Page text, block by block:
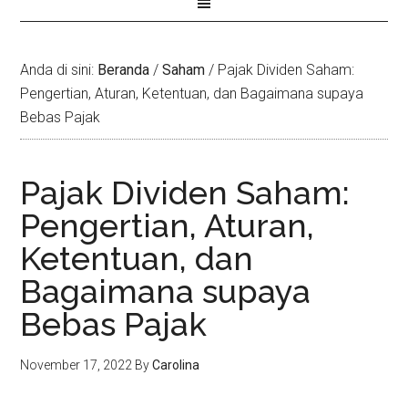
Anda di sini: Beranda / Saham / Pajak Dividen Saham:
Pengertian, Aturan, Ketentuan, dan Bagaimana supaya
Bebas Pajak
Pajak Dividen Saham:
Pengertian, Aturan,
Ketentuan, dan
Bagaimana supaya
Bebas Pajak
November 17, 2022 ByCarolina